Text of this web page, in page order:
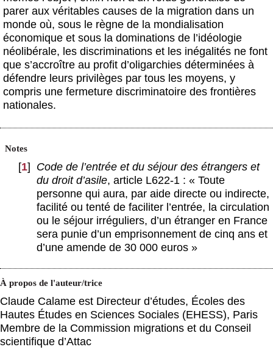
parer aux véritables causes de la migration dans un
monde où, sous le règne de la mondialisation
économique et sous la dominations de l’idéologie
néolibérale, les discriminations et les inégalités ne font
que s’accroître au profit d’oligarchies déterminées à
défendre leurs privilèges par tous les moyens, y
compris une fermeture discriminatoire des frontières
nationales.
Notes
[1] Code de l’entrée et du séjour des étrangers et
du droit d’asile, article L622-1 : « Toute
personne qui aura, par aide directe ou indirecte,
facilité ou tenté de faciliter l’entrée, la circulation
ou le séjour irréguliers, d’un étranger en France
sera punie d’un emprisonnement de cinq ans et
d’une amende de 30 000 euros »
À propos de l'auteur/trice
Claude Calame est Directeur d’études, Écoles des
Hautes Études en Sciences Sociales (EHESS), Paris
Membre de la Commission migrations et du Conseil
scientifique d’Attac